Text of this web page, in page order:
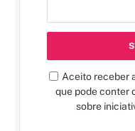
Aceito receber
que pode conter
sobre